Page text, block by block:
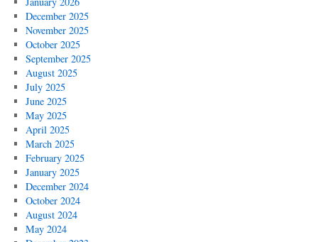
December 2025
November 2025
October 2025
September 2025
August 2025
July 2025
June 2025
May 2025
April 2025
March 2025
February 2025
January 2025
December 2024
October 2024
August 2024
May 2024